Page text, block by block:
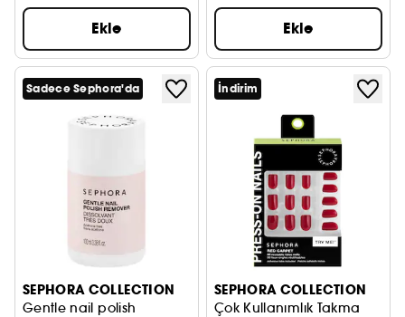
Ekle Ekle
Sadece Sephora'da
SEPHORA COLLECTION
Gentle nail polish
İndirim
SEPHORA COLLECTION
Çok Kullanımlık Takma